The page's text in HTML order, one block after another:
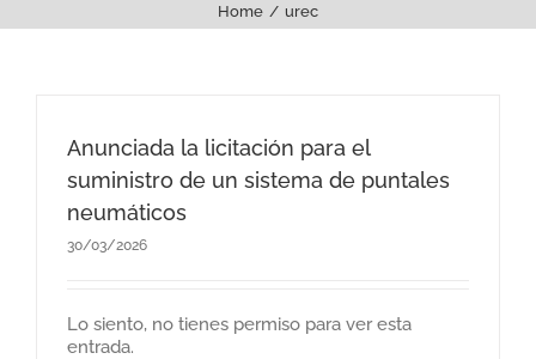
Home urec
Anunciada la licitación para el
suministro de un sistema de puntales
neumáticos
30/03/2026
Lo siento, no tienes permiso para ver esta
entrada.